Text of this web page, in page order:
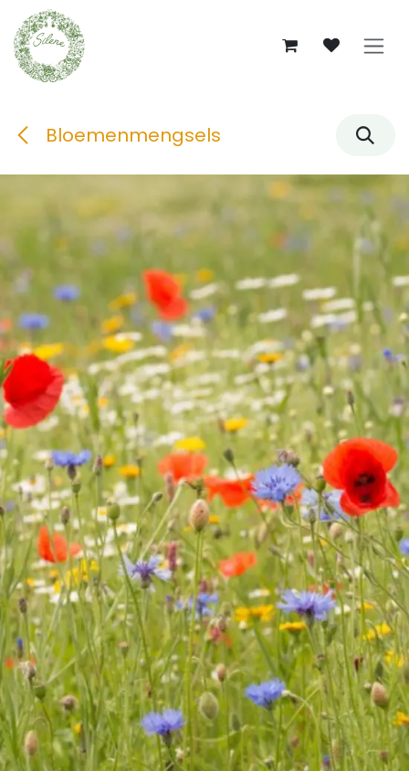
Overslaan naar inhoud
Bloemenmengsels